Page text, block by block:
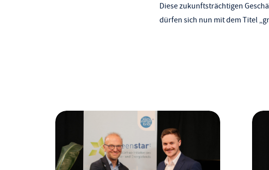
Diese zukunftsträchtigen
dürfen sich nun mit dem Titel